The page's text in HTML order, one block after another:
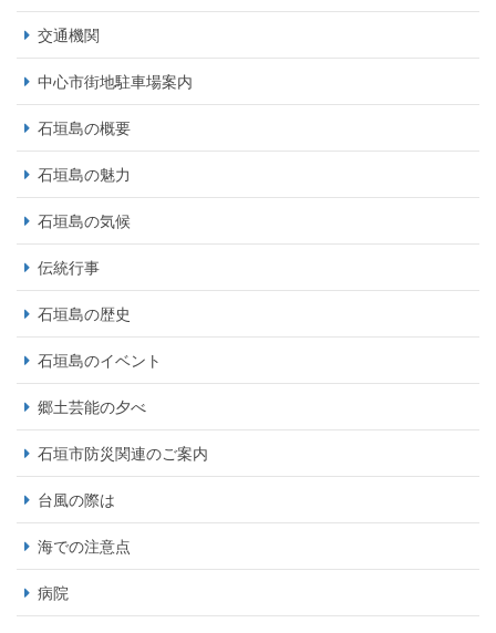
交通機関
中心市街地駐車場案内
石垣島の概要
石垣島の魅力
石垣島の気候
伝統行事
石垣島の歴史
石垣島のイベント
郷土芸能の夕べ
石垣市防災関連のご案内
台風の際は
海での注意点
病院